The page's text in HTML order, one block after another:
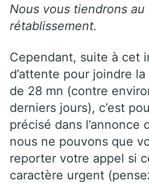
Nous vous tiendrons
rétablissement.
Cependant, suite à cet
d’attente pour joindre la
de 28 mn (contre
derniers jours), c’est
précisé dans l’annonce
nous ne pouvons que
reporter votre appel si
caractère urgent